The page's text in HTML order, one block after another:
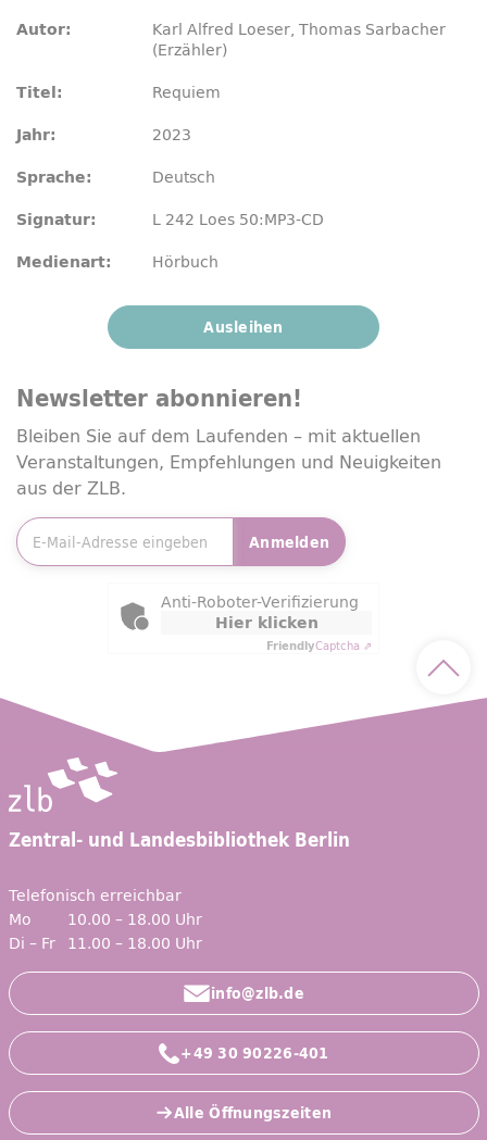
Autor: Karl Alfred Loeser, Thomas Sarbacher
(Erzähler)
Titel: Requiem
Jahr: 2023
Sprache: Deutsch
Signatur: L 242 Loes 50:MP3-CD
Medienart: Hörbuch
Ausleihen
Newsletter abonnieren!
Bleiben Sie auf dem Laufenden – mit aktuellen
Veranstaltungen, Empfehlungen und Neuigkeiten
aus der ZLB.
Anmelden
Friendly Captcha
Anti-Roboter-Verifizierung
Hier klicken
FriendlyCaptcha ⇗
Zentral- und Landesbibliothek Berlin
Telefonisch erreichbar
Mo
10.00 – 18.00 Uhr
Di – Fr 11.00 – 18.00 Uhr
info@zlb.de
+49 30 90226-401
Alle Öffnungszeiten